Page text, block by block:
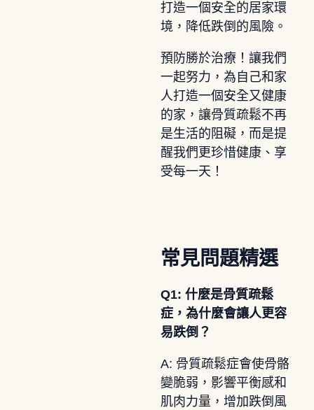
打造一個安全的居家環
境，降低跌倒的風險。
預防勝於治療！讓我們
一起努力，為自己和家
人打造一個安全又健康
的家，讓骨質疏鬆不再
是生活的阻礙，而是提
醒我們更珍惜健康、享
受每一天！
常見問題精選
Q1: 什麼是骨質疏鬆
症，為什麼會讓人更容
易跌倒？
A: 骨質疏鬆症會使骨骼
變脆弱，影響平衡感和
肌肉力量，增加跌倒風